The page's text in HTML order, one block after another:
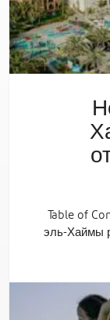
Table of
эль-Хаймы